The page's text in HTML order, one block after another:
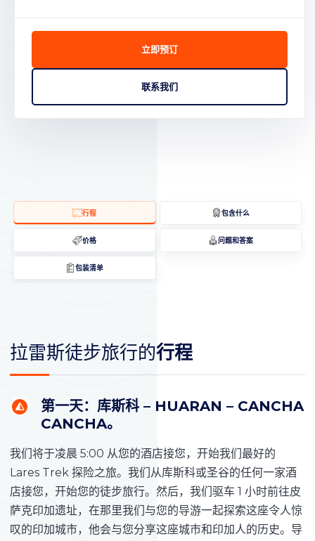
立即预订
联系我们
行程 包含什么
价格 问题和答案
包装清单
拉雷斯徒步旅行的行程
第一天：库斯科 – HUARAN – CANCHA
CANCHA。
我们将于凌晨 5:00 从您的酒店接您，开始我们最好的
Lares Trek 探险之旅。我们从库斯科或圣谷的任何一家酒
店接您，开始您的徒步旅行。然后，我们驱车 1 小时前往皮
萨克印加遗址，在那里我们与您的导游一起探索这座令人惊
叹的印加城市，他会与您分享这座城市和印加人的历史。导